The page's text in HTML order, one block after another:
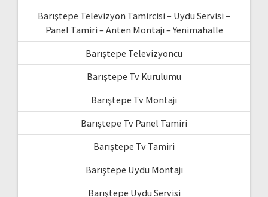
Barıştepe Televizyon Tamircisi – Uydu Servisi –
Panel Tamiri – Anten Montajı – Yenimahalle
Barıştepe Televizyoncu
Barıştepe Tv Kurulumu
Barıştepe Tv Montajı
Barıştepe Tv Panel Tamiri
Barıştepe Tv Tamiri
Barıştepe Uydu Montajı
Barıştepe Uydu Servisi